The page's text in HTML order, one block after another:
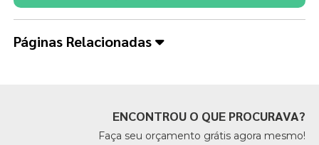
Páginas Relacionadas
ENCONTROU O QUE PROCURAVA?
Faça seu orçamento grátis agora mesmo!